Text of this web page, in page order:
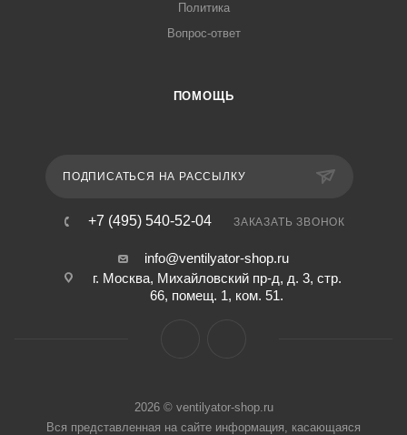
Политика
Вопрос-ответ
ПОМОЩЬ
ПОДПИСАТЬСЯ НА РАССЫЛКУ
+7 (495) 540-52-04 ЗАКАЗАТЬ ЗВОНОК
info@ventilyator-shop.ru
г. Москва, Михайловский пр-д, д. 3, cтр.
66, помещ. 1, ком. 51.
2026 © ventilyator-shop.ru
Вся представленная на сайте информация, касающаяся